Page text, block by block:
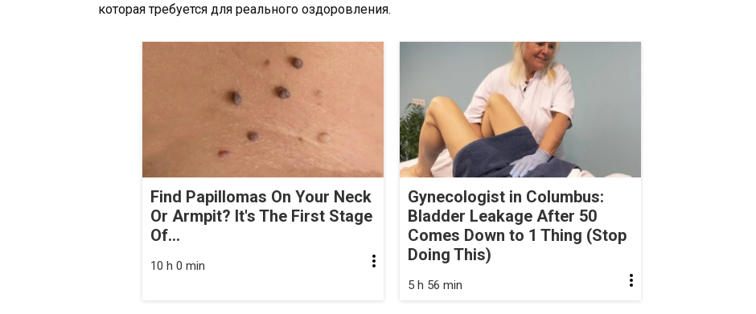
которая требуется для реального оздоровления.
Find Papillomas On Your Neck
Or Armpit? It's The First Stage
Of...
10 h 0 min
Gynecologist in Columbus:
Bladder Leakage After 50
Comes Down to 1 Thing (Stop
Doing This)
5 h 56 min